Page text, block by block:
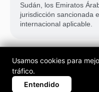
Sudán, los Emiratos
jurisdicción sancionada
internacional aplicable.
© 2025-2026 NEOMAAA Ltd.
Procedimiento
Usamos cookies para
tráfico.
Entendido